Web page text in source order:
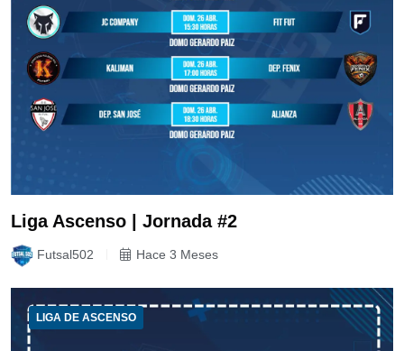
Liga Ascenso | Jornada #2
Futsal502 Hace 3 Meses
LIGA DE ASCENSO